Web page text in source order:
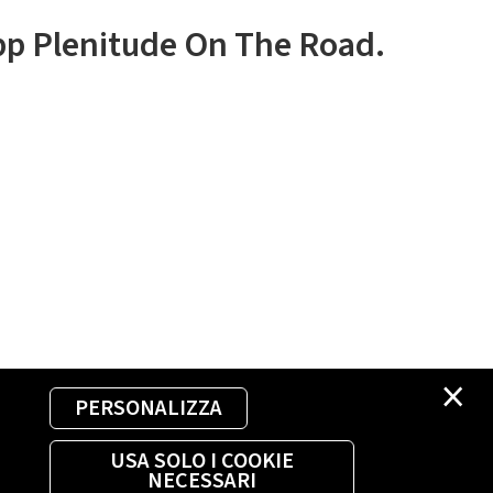
×
PERSONALIZZA
USA SOLO I COOKIE
NECESSARI
Plenitude On The Road.